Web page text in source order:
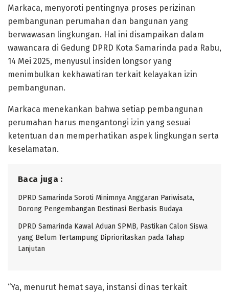
Markaca, menyoroti pentingnya proses perizinan
pembangunan perumahan dan bangunan yang
berwawasan lingkungan. Hal ini disampaikan dalam
wawancara di Gedung DPRD Kota Samarinda pada Rabu,
14 Mei 2025, menyusul insiden longsor yang
menimbulkan kekhawatiran terkait kelayakan izin
pembangunan.
Markaca menekankan bahwa setiap pembangunan
perumahan harus mengantongi izin yang sesuai
ketentuan dan memperhatikan aspek lingkungan serta
keselamatan.
Baca juga :
DPRD Samarinda Soroti Minimnya Anggaran Pariwisata,
Dorong Pengembangan Destinasi Berbasis Budaya
DPRD Samarinda Kawal Aduan SPMB, Pastikan Calon Siswa
yang Belum Tertampung Diprioritaskan pada Tahap
Lanjutan
“Ya, menurut hemat saya, instansi dinas terkait